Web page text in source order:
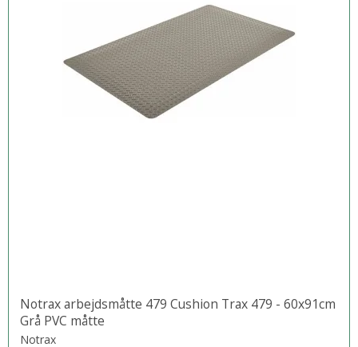
Notrax arbejdsmåtte 479 Cushion Trax 479 - 60x91cm
Grå PVC måtte
Notrax